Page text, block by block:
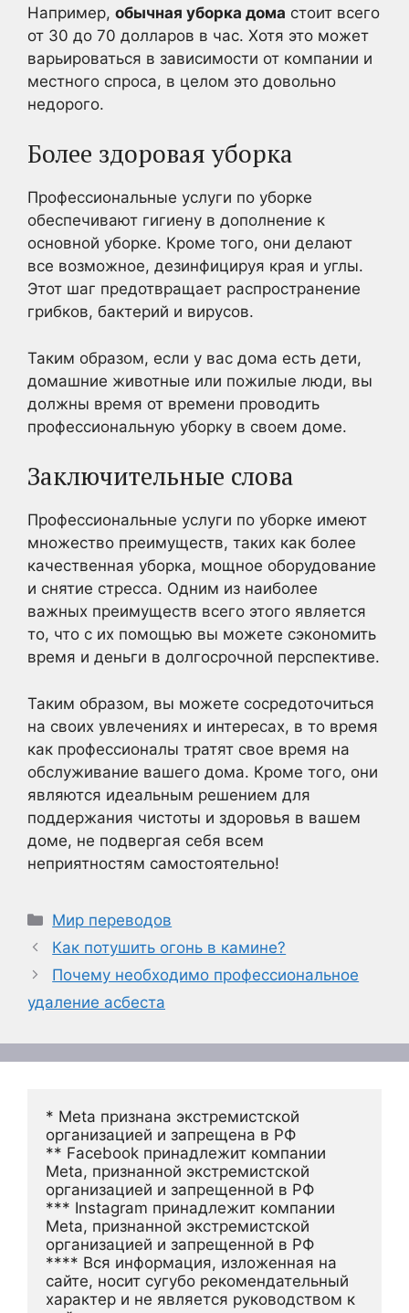
Например, обычная уборка дома стоит всего
от 30 до 70 долларов в час. Хотя это может
варьироваться в зависимости от компании и
местного спроса, в целом это довольно
недорого.
Более здоровая уборка
Профессиональные услуги по уборке
обеспечивают гигиену в дополнение к
основной уборке. Кроме того, они делают
все возможное, дезинфицируя края и углы.
Этот шаг предотвращает распространение
грибков, бактерий и вирусов.
Таким образом, если у вас дома есть дети,
домашние животные или пожилые люди, вы
должны время от времени проводить
профессиональную уборку в своем доме.
Заключительные слова
Профессиональные услуги по уборке имеют
множество преимуществ, таких как более
качественная уборка, мощное оборудование
и снятие стресса. Одним из наиболее
важных преимуществ всего этого является
то, что с их помощью вы можете сэкономить
время и деньги в долгосрочной перспективе.
Таким образом, вы можете сосредоточиться
на своих увлечениях и интересах, в то время
как профессионалы тратят свое время на
обслуживание вашего дома. Кроме того, они
являются идеальным решением для
поддержания чистоты и здоровья в вашем
доме, не подвергая себя всем
неприятностям самостоятельно!
Рубрики
Мир переводов
Как потушить огонь в камине?
Почему необходимо профессиональное
удаление асбеста
* Meta признана экстремистской
организацией и запрещена в РФ
** Facebook принадлежит компании
Meta, признанной экстремистской
организацией и запрещенной в РФ
*** Instagram принадлежит компании
Meta, признанной экстремистской
организацией и запрещенной в РФ
**** Вся информация, изложенная на
сайте, носит сугубо рекомендательный
характер и не является руководством к